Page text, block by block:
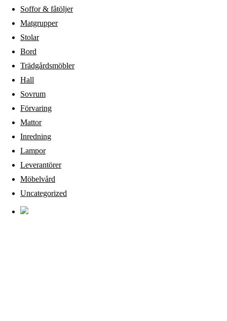
Soffor & fåtöljer
Matgrupper
Stolar
Bord
Trädgårdsmöbler
Hall
Sovrum
Förvaring
Mattor
Inredning
Lampor
Leverantörer
Möbelvård
Uncategorized